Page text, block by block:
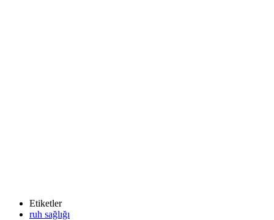
Etiketler
ruh sağlığı